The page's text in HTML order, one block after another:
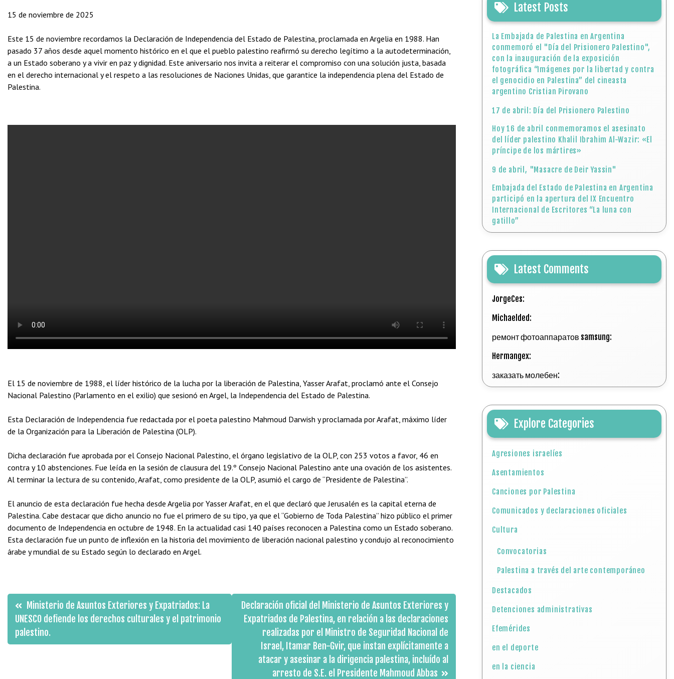
15 de noviembre de 2025
Este 15 de noviembre recordamos la Declaración de Independencia del Estado de Palestina, proclamada en Argelia en 1988. Han
pasado 37 años desde aquel momento histórico en el que el pueblo palestino reafirmó su derecho legítimo a la autodeterminación,
a un Estado soberano y a vivir en paz y dignidad. Este aniversario nos invita a reiterar el compromiso con una solución justa, basada
en el derecho internacional y el respeto a las resoluciones de Naciones Unidas, que garantice la independencia plena del Estado de
Palestina.
El 15 de noviembre de 1988, el líder histórico de la lucha por la liberación de Palestina, Yasser Arafat, proclamó ante el Consejo
Nacional Palestino (Parlamento en el exilio) que sesionó en Argel, la Independencia del Estado de Palestina.
Esta Declaración de Independencia fue redactada por el poeta palestino Mahmoud Darwish y proclamada por Arafat, máximo líder
de la Organización para la Liberación de Palestina (OLP).
Dicha declaración fue aprobada por el Consejo Nacional Palestino, el órgano legislativo de la OLP, con 253 votos a favor, 46 en
contra y 10 abstenciones. Fue leída en la sesión de clausura del 19.º Consejo Nacional Palestino ante una ovación de los asistentes.
Al terminar la lectura de su contenido, Arafat, como presidente de la OLP, asumió el cargo de “Presidente de Palestina”.
El anuncio de esta declaración fue hecha desde Argelia por Yasser Arafat, en el que declaró que Jerusalén es la capital eterna de
Palestina. Cabe destacar que dicho anuncio no fue el primero de su tipo, ya que el “Gobierno de Toda Palestina” hizo público el primer
documento de Independencia en octubre de 1948. En la actualidad casi 140 países reconocen a Palestina como un Estado soberano.
Esta declaración fue un punto de inflexión en la historia del movimiento de liberación nacional palestino y condujo al reconocimiento
árabe y mundial de su Estado según lo declarado en Argel.
Navegación
de
Ministerio de Asuntos Exteriores y Expatriados: La
UNESCO defiende los derechos culturales y el patrimonio
palestino.
Declaración oficial del Ministerio de Asuntos Exteriores y
Expatriados de Palestina, en relación a las declaraciones
realizadas por el Ministro de Seguridad Nacional de
Israel, Itamar Ben-Gvir, que instan explícitamente a
atacar y asesinar a la dirigencia palestina, incluído al
arresto de S.E. el Presidente Mahmoud Abbas
Latest Posts
La Embajada de Palestina en Argentina
conmemoró el "Día del Prisionero Palestino",
con la inauguración de la exposición
fotográfica “Imágenes por la libertad y contra
el genocidio en Palestina” del cineasta
argentino Cristian Pirovano
17 de abril: Día del Prisionero Palestino
Hoy 16 de abril conmemoramos el asesinato
del líder palestino Khalil Ibrahim Al-Wazir: «El
príncipe de los mártires»
9 de abril, "Masacre de Deir Yassin"
Embajada del Estado de Palestina en Argentina
participó en la apertura del IX Encuentro
Internacional de Escritores “La luna con
gatillo”
Latest Comments
JorgeCes:
Michaelded:
ремонт фотоаппаратов samsung:
Hermangex:
заказать молебен:
Explore Categories
Agresiones israelíes
Asentamientos
Canciones por Palestina
Comunicados y declaraciones oficiales
Cultura
Convocatorias
Palestina a través del arte contemporáneo
Destacados
Detenciones administrativas
Efemérides
en el deporte
en la ciencia